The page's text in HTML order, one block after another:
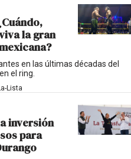
la gran
en las últimas décadas del
el ring.
Lista
inversión
para